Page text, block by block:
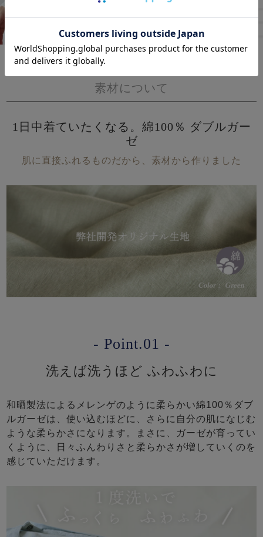
素材について
1日中着ていたくなる。綿100％ ダブルガー
ゼ
肌に直接ふれるものだから、素材から作りました
- Point.01 -
洗えば洗うほど ふわふわに
和晒製法によるメレンゲのように柔らかい綿100％ダブ
ルガーゼは、使い込むほどに、さらに自分の肌になじむ
ような柔らかさになります。まさに、ガーゼが育ってい
くように、日々ふんわりさと柔らかさが増していくのを
感じていただけます。